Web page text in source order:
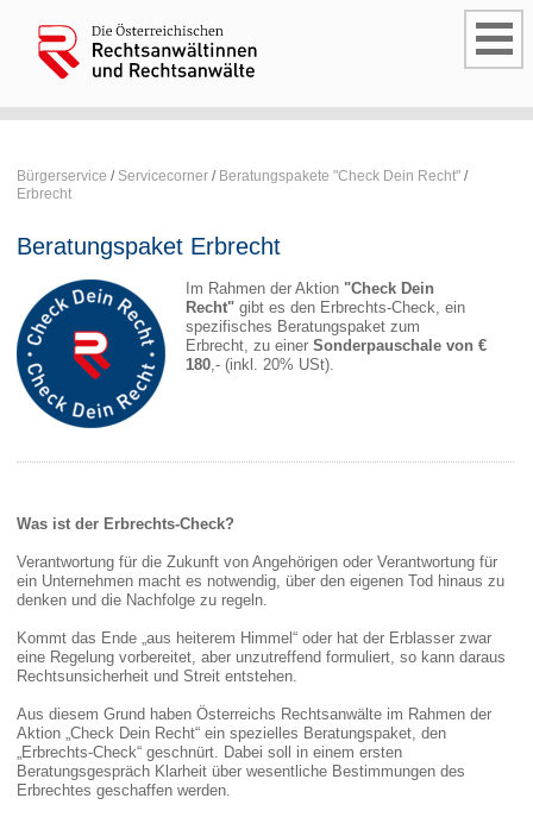
Bürgerservice / Servicecorner / Beratungspakete "Check Dein Recht" /
Erbrecht
Beratungspaket Erbrecht
Im Rahmen der Aktion "Check Dein
Recht" gibt es den Erbrechts-Check, ein
spezifisches Beratungspaket zum
Erbrecht, zu einer Sonderpauschale von €
180 ,- (inkl. 20% USt).
Was ist der Erbrechts-Check?
Verantwortung für die Zukunft von Angehörigen oder Verantwortung für
ein Unternehmen macht es notwendig, über den eigenen Tod hinaus zu
denken und die Nachfolge zu regeln.
Kommt das Ende „aus heiterem Himmel“ oder hat der Erblasser zwar
eine Regelung vorbereitet, aber unzutreffend formuliert, so kann daraus
Rechtsunsicherheit und Streit entstehen.
Aus diesem Grund haben Österreichs Rechtsanwälte im Rahmen der
Aktion „Check Dein Recht“ ein spezielles Beratungspaket, den
„Erbrechts-Check“ geschnürt. Dabei soll in einem ersten
Beratungsgespräch Klarheit über wesentliche Bestimmungen des
Erbrechtes geschaffen werden.